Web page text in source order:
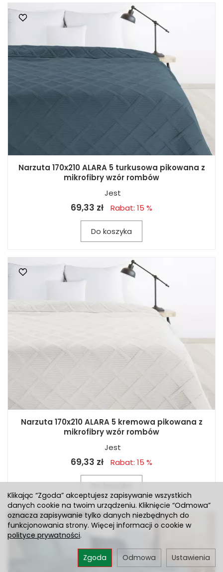
Narzuta 170x210 ALARA 5 turkusowa pikowana z
mikrofibry wzór rombów
Jest
69,33 zł Rabat: 15 %
Do koszyka
Narzuta 170x210 ALARA 5 kremowa pikowana z
mikrofibry wzór rombów
Jest
69,33 zł Rabat: 15 %
Klikając “Zgoda” akceptujesz zapisywanie wszystkich
danych cookie na twoim urządzeniu. Kliknięcie “Odmowa”
oznacza zapisywanie tylko danych niezbędnych do
funkcjonowania strony. Więcej informacji o cookie w
polityce prywatności.
Ustawienia
Odmowa
Zgoda